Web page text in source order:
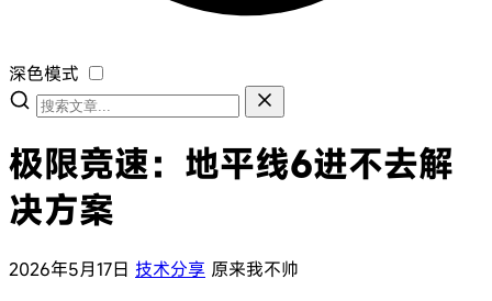
深色模式
极限竞速：地平线6进不去解
决方案
2026年5月17日 技术分享 原来我不帅